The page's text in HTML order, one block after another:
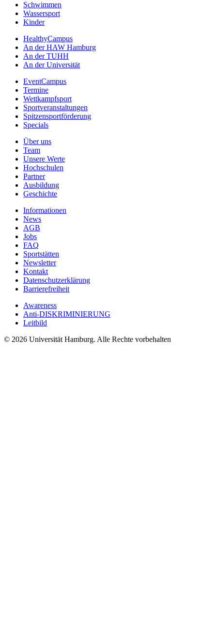
Schwimmen
Wassersport
Kinder
HealthyCampus
An der HAW Hamburg
An der TUHH
An der Universität
EventCampus
Termine
Wettkampfsport
Sportveranstaltungen
Spitzensportförderung
Specials
Über uns
Team
Unsere Werte
Hochschulen
Partner
Ausbildung
Geschichte
Informationen
News
AGB
Jobs
FAQ
Sportstätten
Newsletter
Kontakt
Datenschutzerklärung
Barrierefreiheit
Awareness
Anti-DISKRIMINIERUNG
Leitbild
© 2026 Universität Hamburg. Alle Rechte vorbehalten